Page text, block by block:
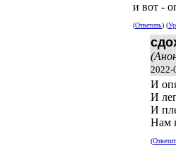
и вот -
(Ответить) (
2022-
И
И
И
Нам
(